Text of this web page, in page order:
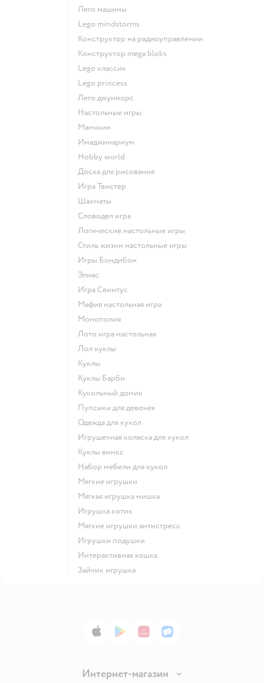
Лего машины
Lego mindstorms
Конструктор на радиоуправлении
Конструктор mega bloks
Lego классик
Lego princess
Лего джуниорс
Настольные игры
Манчкин
Имаджинариум
Hobby world
Доска для рисования
Игра Твистер
Шахматы
Словодел игра
Логические настольные игры
Стиль жизни настольные игры
Игры Бондибон
Элиас
Игра Свинтус
Мафия настольная игра
Монополия
Лото игра настольная
Лол куклы
Куклы
Куклы Барби
Кукольный домик
Пупсики для девочек
Одежда для кукол
Игрушечная коляска для кукол
Куклы винкс
Набор мебели для кукол
Мягкие игрушки
Мягкая игрушка мишка
Игрушка котик
Мягкие игрушки антистресс
Игрушки подушки
Интерактивная кошка
Зайчик игрушка
App StoreGoogle Play
AppGallery
RuStore
Интернет-магазин